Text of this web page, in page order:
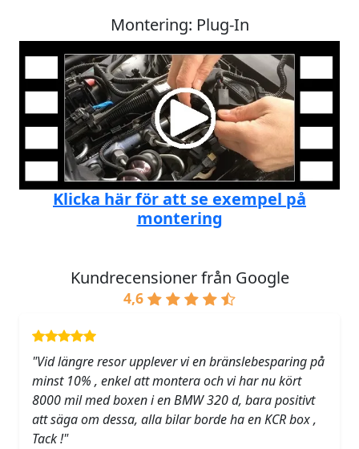
Montering: Plug-In
Klicka här för att se exempel på
montering
Kundrecensioner från Google
4,6
"Vid längre resor upplever vi en bränslebesparing på
minst 10% , enkel att montera och vi har nu kört
8000 mil med boxen i en BMW 320 d, bara positivt
att säga om dessa, alla bilar borde ha en KCR box ,
Tack !"